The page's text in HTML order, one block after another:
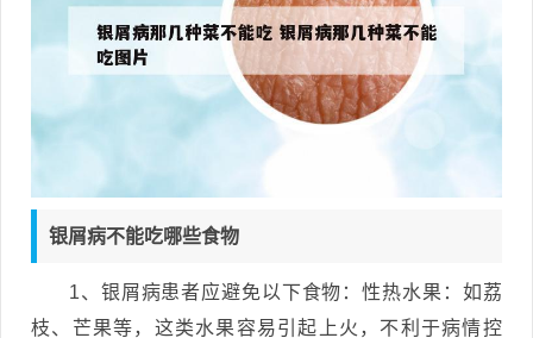
银屑病不能吃哪些食物
1、银屑病患者应避免以下食物：性热水果：如荔
枝、芒果等，这类水果容易引起上火，不利于病情控